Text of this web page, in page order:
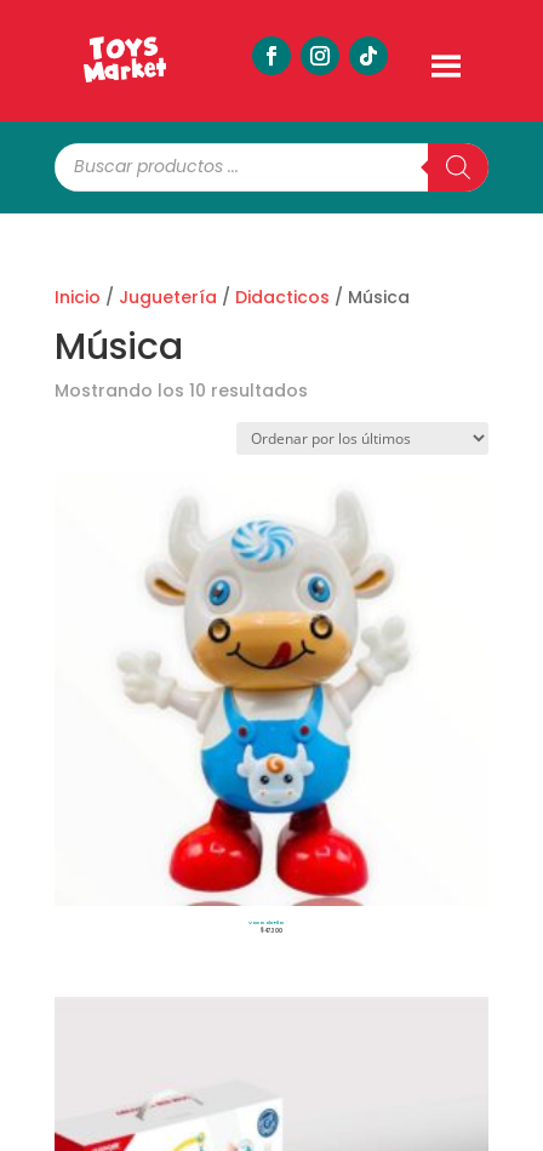
Búsqueda
de
productos
Inicio / Juguetería / Didacticos / Música
Música
Mostrando los 10 resultadosOrdenado
los
Vaca de Pila
$47.300